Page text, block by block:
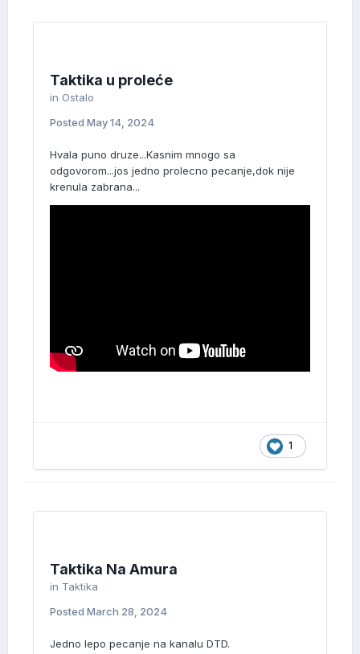
Taktika u proleće
in Ostalo
Posted May 14, 2024
Hvala puno druze...Kasnim mnogo sa
odgovorom...jos jedno prolecno pecanje,dok nije
krenula zabrana...
1
Taktika Na Amura
in Taktika
Posted March 28, 2024
Jedno lepo pecanje na kanalu DTD.